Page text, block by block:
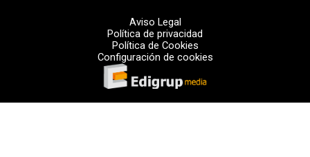
Aviso Legal
Política de privacidad
Política de Cookies
Configuración de cookies